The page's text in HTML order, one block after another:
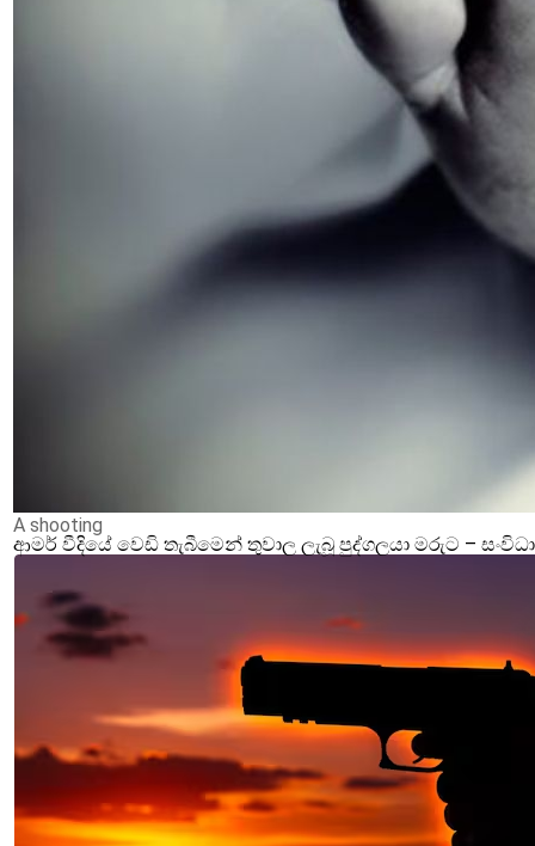
A shooting
ආමර් වීදියේ වෙඩි තැබීමෙන් තුවාල ලැබූ පුද්ගලයා මරුට –